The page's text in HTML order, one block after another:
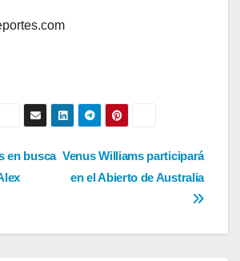
Venus Williams participará
en el Abierto de Australia
en busca